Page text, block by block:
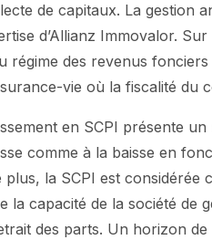
de capitaux. La gestion
d’Allianz Immovalor.
régime des revenus
vie où la fiscalité du
en SCPI présente un
comme à la baisse en
plus, la SCPI est considérée
la capacité de la société
des parts. Un horizon de